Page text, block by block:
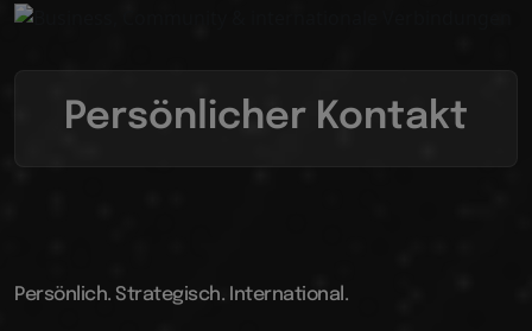
Persönlicher Kontakt
Persönlich. Strategisch. International.